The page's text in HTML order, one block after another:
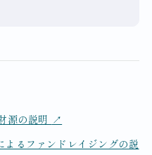
源の説明 ↗
よるファンドレイジングの説